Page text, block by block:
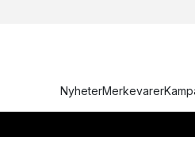
NyheterMerkevarer